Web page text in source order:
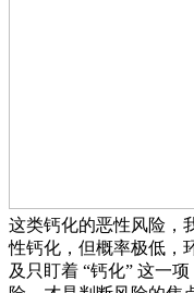
这类钙化的恶性风险，
性钙化，但概率极低，
及只盯着 “钙化” 这一